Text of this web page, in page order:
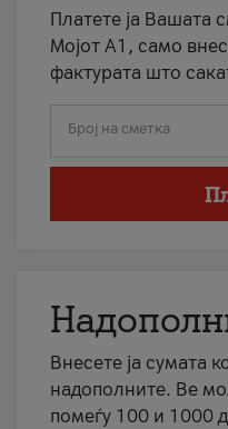
Платете ја Вашата
Мојот А1, само
фактурата што
Број на сметка
Внесете ја сумата
надополните. Ве
помеѓу 100 и 1000